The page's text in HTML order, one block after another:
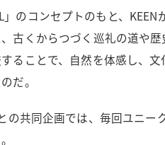
のコンセプトのもと、
古くからつづく巡礼の道や
ることで、自然を体感し、
だ。
の共同企画では、毎回ユニ